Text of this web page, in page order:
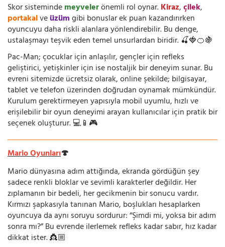
Skor sistemindemeyvelerönemli rol oynar.Kiraz,çilek,
portakalveüzümgibi bonuslar ek puan kazandırırken
oyuncuyu daha riskli alanlara yönlendirebilir. Bu denge,
ustalaşmayı teşvik eden temel unsurlardan biridir. 🍒🍓🍊🍇
Pac-Man; çocuklar için anlaşılır, gençler için refleks
geliştirici, yetişkinler için ise nostaljik bir deneyim sunar. Bu
evreni sitemizde ücretsiz olarak, online şekilde; bilgisayar,
tablet ve telefon üzerinden doğrudan oynamak mümkündür.
Kurulum gerektirmeyen yapısıyla mobil uyumlu, hızlı ve
erişilebilir bir oyun deneyimi arayan kullanıcılar için pratik bir
seçenek oluşturur. 💻📱🎮
Mario Oyunları🍄
Mario dünyasına adım attığında, ekranda gördüğün şey
sadece renkli bloklar ve sevimli karakterler değildir. Her
zıplamanın bir bedeli, her gecikmenin bir sonucu vardır.
Kırmızı şapkasıyla tanınan Mario, boşlukları hesaplarken
oyuncuya da aynı soruyu sordurur: “Şimdi mi, yoksa bir adım
sonra mı?” Bu evrende ilerlemek refleks kadar sabır, hız kadar
dikkat ister. 👸🏼